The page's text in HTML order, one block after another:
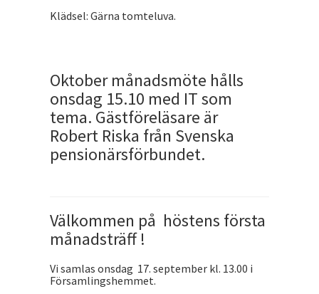
Klädsel: Gärna tomteluva.
Oktober månadsmöte hålls
onsdag 15.10 med IT som
tema. Gästföreläsare är
Robert Riska från Svenska
pensionärsförbundet.
Välkommen på höstens första
månadsträff !
Vi samlas onsdag 17. september kl. 13.00 i
Församlingshemmet.